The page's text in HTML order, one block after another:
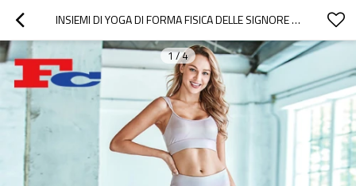
INSIEMI DI YOGA DI FORMA FISICA DELLE SIGNORE DEL MESTIERE DI TIMBRATURA CALDA FUNKY ALL'INGROSSO
1/4